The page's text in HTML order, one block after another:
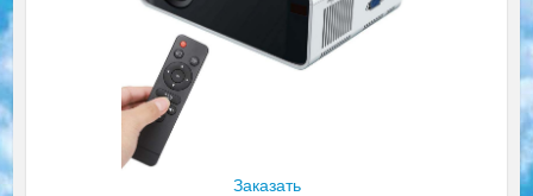
Заказать